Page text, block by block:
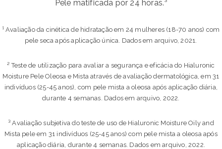
Pele matificada por 24 horas.³
¹ Avaliação da cinética de hidratação em 24 mulheres (18-70 anos) com
pele seca após aplicação única. Dados em arquivo, 2021.
² Teste de utilização para avaliar a segurança e eficácia do Hialuronic
Moisture Pele Oleosa e Mista através de avaliação dermatológica, em 31
indivíduos (25-45 anos), com pele mista a oleosa após aplicação diária,
durante 4 semanas. Dados em arquivo, 2022.
³ Avaliação subjetiva do teste de uso de Hialuronic Moisture Oily and
Mista pele em 31 indivíduos (25-45 anos) com pele mista a oleosa após
aplicação diária, durante 4 semanas. Dados em arquivo, 2022.